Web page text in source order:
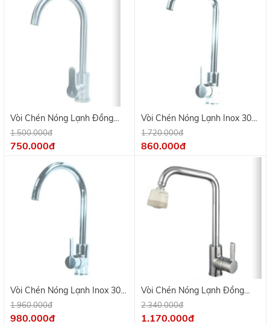
Vòi Chén Nóng Lạnh Đồng
Thau Mạ Crome KV 9705
1.500.000đ
750.000đ
Vòi Chén Nóng Lạnh Inox 304
Bóng Gương KV 9713
1.720.000đ
860.000đ
Vòi Chén Nóng Lạnh Inox 304
Bóng Gương KV 9712
1.960.000đ
980.000đ
Vòi Chén Nóng Lạnh Đồng
Thau Mạ Crome KV 9702C
2.340.000đ
1.170.000đ